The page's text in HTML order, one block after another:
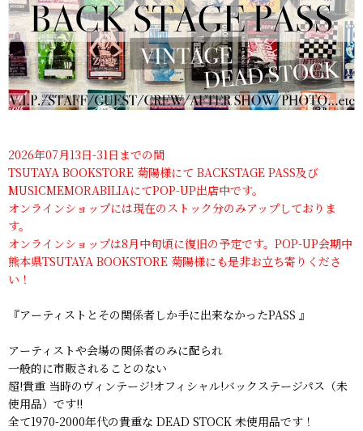
2026年07月13日-31日までの間
TSUTAYA BOOKSTORE 菊陽様にて BACKSTAGE PASS及び
MUSICMEMORABILIAにてPOP-UP出店中です。
オンラインショップには現在のストック分のみアップしておりま
す。
オンラインショップは8月中旬頃に復旧の予定です。POP-UP会期中
熊本県TSUTAYA BOOKSTORE 菊陽様にも是非お立ち寄りくださ
い！
『アーティストとその関係者しか手に出来なかったPASS 』
アーティストや会場の関係者のみに配られ
一般的に市販されることのない
超!貴重 当時のヴィンテージ!オフィシャル!バックステージパス（未
使用品）です!!
全て1970-2000年代の貴重な DEAD STOCK 未使用品です！